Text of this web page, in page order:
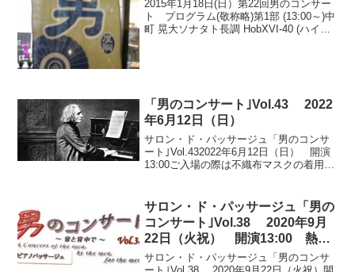
2015年1月18日(日）第22回男のコンサー
ト プログラム(敬称略)第1部 (13:00～)中
町 晃大ソナタト長調 HobXVI-40 (ハイド
「男のコンサート｣Vol.43 2022
年6月12日（日）
サロン・ド・パッサージュ「男のコンサ
ート｣Vol.432022年6月12日（日） 開演
13:00ご入場の際は不織布マスクの着用を
称略）第1部（13:00～...
サロン・ド・パッサージュ「男の
コンサート｣Vol.38 2020年9月
22日（火祝） 開演13:00 熱く
パワフルな演奏が続きました。
サロン・ド・パッサージュ「男のコンサ